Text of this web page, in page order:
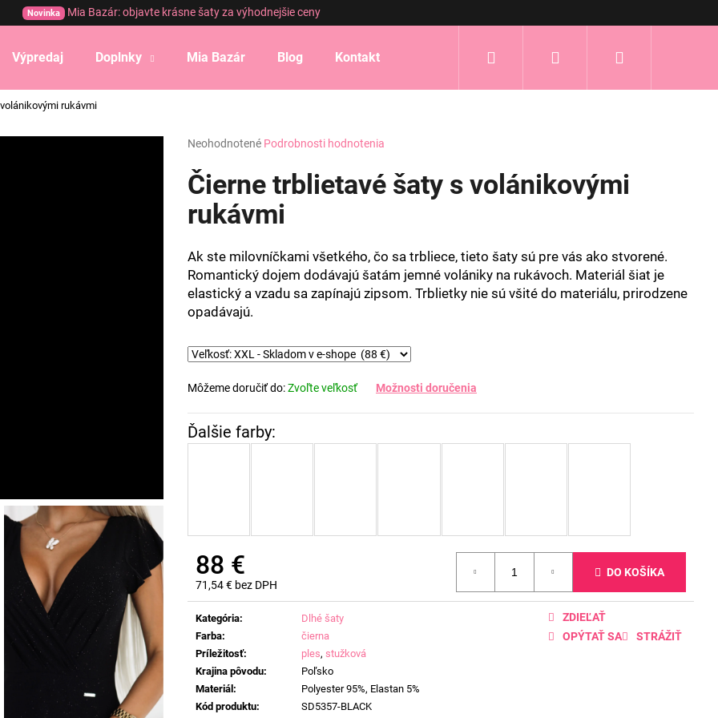
Novinka Mia Bazár: objavte krásne šaty za výhodnejšie ceny
Výpredaj Doplnky Mia Bazár Blog Kontakt Prihlásenie
rukávmi
Priemerné
produktu
je
hviezdičiek.
Neohodnotené Podrobnosti hodnotenia
Čierne trblietavé šaty s volánikovými
rukávmi
Ak ste milovníčkami všetkého, čo sa trbliece, tieto šaty sú pre vás ako stvorené.
Romantický dojem dodávajú šatám jemné volániky na rukávoch. Materiál šiat je
elastický a vzadu sa zapínajú zipsom. Trblietky nie sú všité do materiálu, prirodzene
opadávajú.
Môžeme doručiť do:Zvoľte veľkosť Možnosti doručenia
88 €
71,54 € bez DPH
Jednotková
cena:
DO KOŠÍKA
Kategória:
Dlhé šaty
Farba:
čierna
Príležitosť: ples, stužková
Krajina pôvodu:
Poľsko
Materiál:
Polyester 95%, Elastan 5%
Kód produktu: SD5357-BLACK
OPÝTAŤ SA STRÁŽIŤ
ZDIEĽAŤ
Čo potrebujete nájsť?
HĽADAŤ